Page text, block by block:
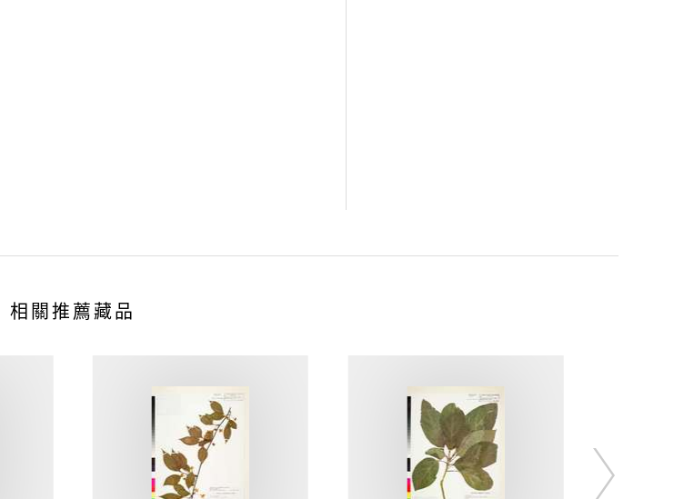
相關推薦藏品